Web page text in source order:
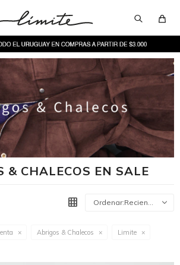
& CHALECOS EN SALE
Recientes
Abrigos & Chalecos Limite